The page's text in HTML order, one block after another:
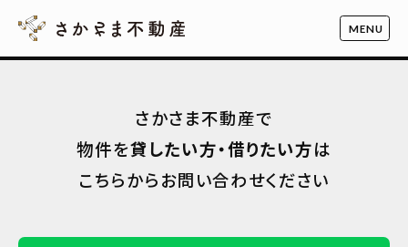
さかさま不動産で
物件を貸したい方・借りたい方は
こちらからお問い合わせください